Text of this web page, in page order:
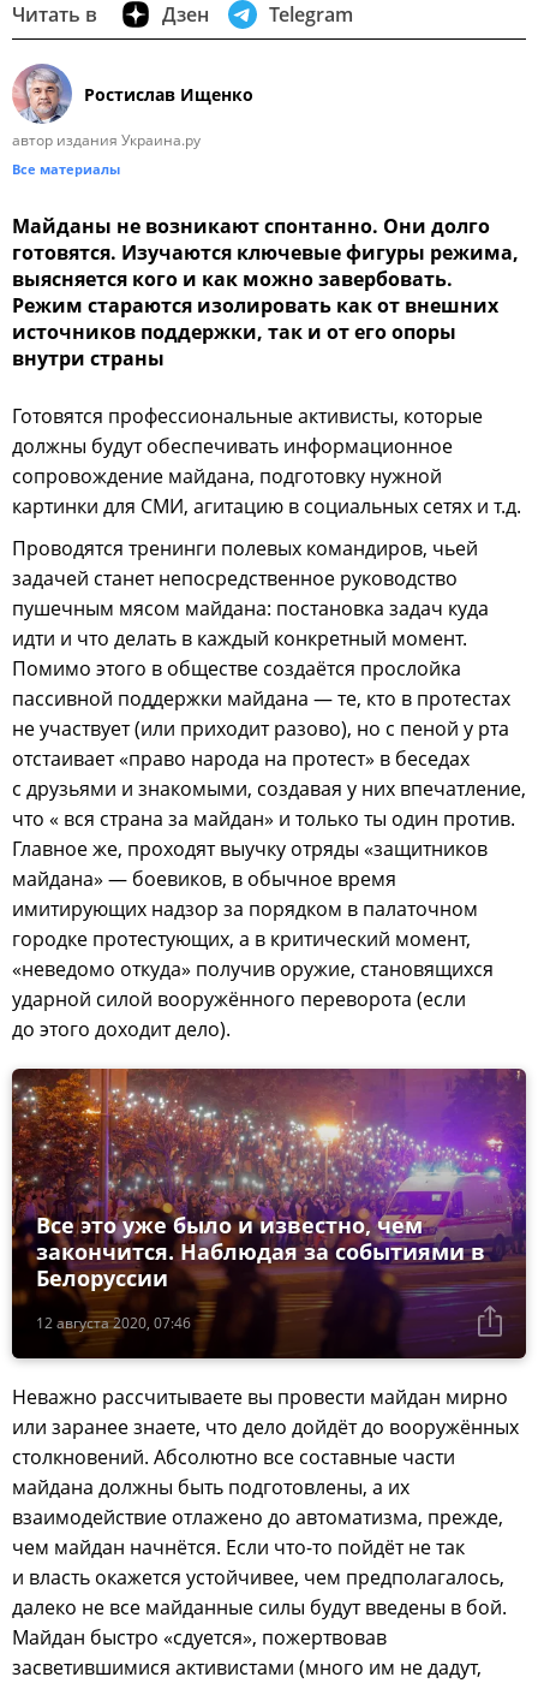
Читать в Дзен Telegram
Ростислав Ищенко
автор издания Украина.ру
Все материалы
Майданы не возникают спонтанно. Они долго
готовятся. Изучаются ключевые фигуры режима,
выясняется кого и как можно завербовать.
Режим стараются изолировать как от внешних
источников поддержки, так и от его опоры
внутри страны
Готовятся профессиональные активисты, которые
должны будут обеспечивать информационное
сопровождение майдана, подготовку нужной
картинки для СМИ, агитацию в социальных сетях и т.д.
Проводятся тренинги полевых командиров, чьей
задачей станет непосредственное руководство
пушечным мясом майдана: постановка задач куда
идти и что делать в каждый конкретный момент.
Помимо этого в обществе создаётся прослойка
пассивной поддержки майдана — те, кто в протестах
не участвует (или приходит разово), но с пеной у рта
отстаивает «право народа на протест» в беседах
с друзьями и знакомыми, создавая у них впечатление,
что « вся страна за майдан» и только ты один против.
Главное же, проходят выучку отряды «защитников
майдана» — боевиков, в обычное время
имитирующих надзор за порядком в палаточном
городке протестующих, а в критический момент,
«неведомо откуда» получив оружие, становящихся
ударной силой вооружённого переворота (если
до этого доходит дело).
12 августа 2020, 07:46
Все это уже было и известно, чем
закончится. Наблюдая за событиями в
Белоруссии
Неважно рассчитываете вы провести майдан мирно
или заранее знаете, что дело дойдёт до вооружённых
столкновений. Абсолютно все составные части
майдана должны быть подготовлены, а их
взаимодействие отлажено до автоматизма, прежде,
чем майдан начнётся. Если что-то пойдёт не так
и власть окажется устойчивее, чем предполагалось,
далеко не все майданные силы будут введены в бой.
Майдан быстро «сдуется», пожертвовав
засветившимися активистами (много им не дадут,